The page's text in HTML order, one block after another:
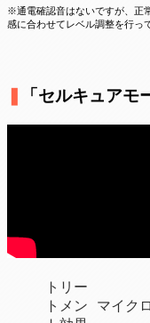
※通電確認音はないですが、正
感に合わせてレベル調整を行っ
「セルキュアモ
トリー
トメン
マイク